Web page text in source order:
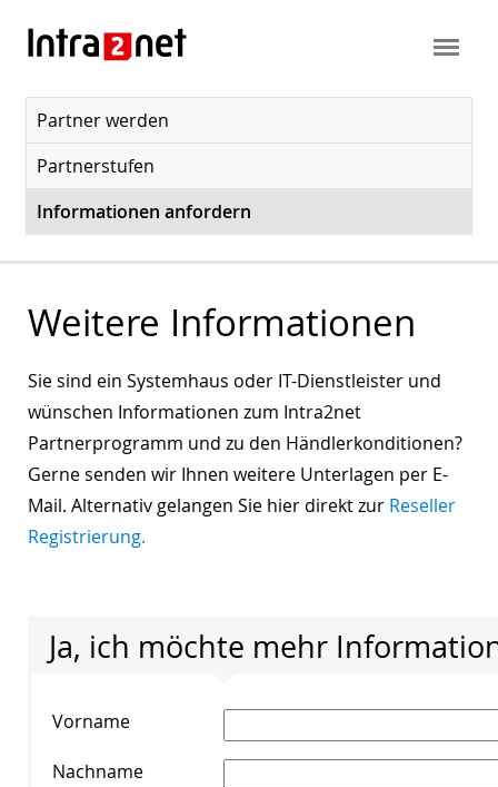
Partner werden
Partnerstufen
Informationen anfordern
Weitere Informationen
Sie sind ein Systemhaus oder IT-Dienstleister und
wünschen Informationen zum Intra2net
Partnerprogramm und zu den Händlerkonditionen?
Gerne senden wir Ihnen weitere Unterlagen per E-
Mail. Alternativ gelangen Sie hier direkt zur Reseller
Registrierung.
Ja, ich möchte mehr
Vorname
Nachname